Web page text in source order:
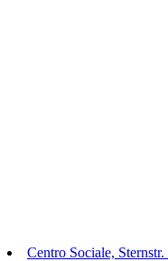
Centro Sociale,